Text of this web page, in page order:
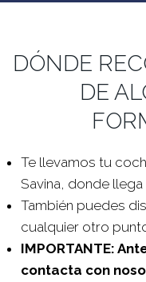
DÓNDE
DE
Te llevamos tu
Savina, donde
También puedes
cualquier otro
IMPORTANTE:
contacta con